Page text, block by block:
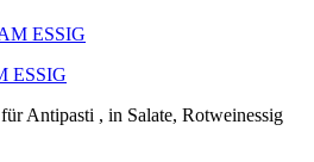
ESSIG
Antipasti , in Salate, Rotweinessig